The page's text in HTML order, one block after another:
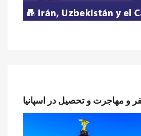
و مهاجرت و تحصیل در اسپانیا